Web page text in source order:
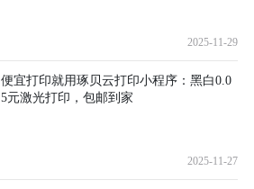
2025-11-29
便宜打印就用琢贝云打印小程序：黑白0.0
5元激光打印，包邮到家
2025-11-27